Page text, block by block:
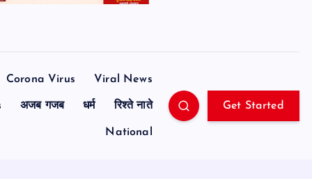
Corona Virus Viral News
अजब गजब धर्म रिश्ते नाते
National
Get Started